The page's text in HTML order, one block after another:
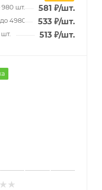
980 шт. 581 ₽/шт.
4980 шт. 533 ₽/шт.
513 ₽/шт.